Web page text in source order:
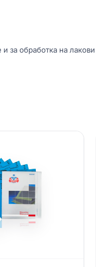
за обработка на